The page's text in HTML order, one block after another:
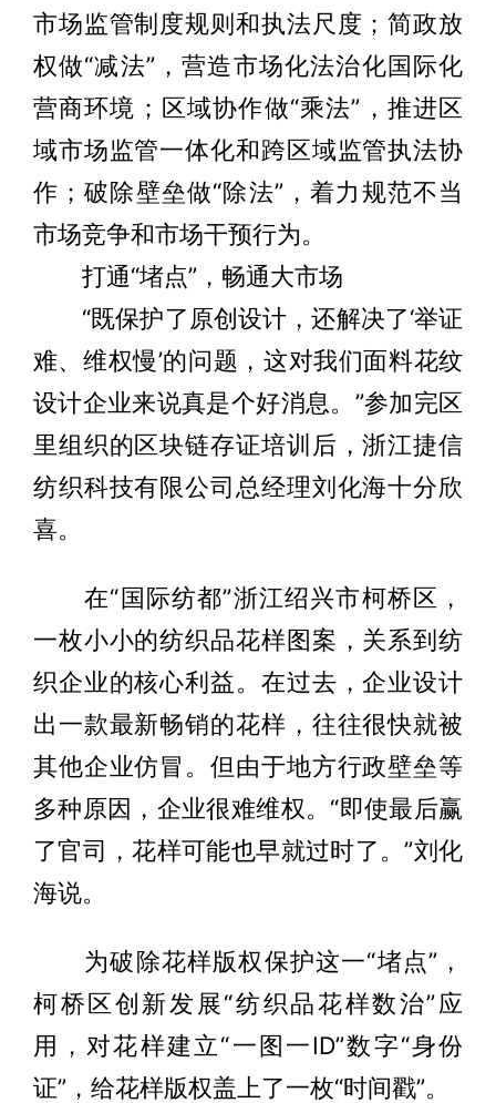
市场监管制度规则和执法尺度；简政放
权做“减法”，营造市场化法治化国际化
营商环境；区域协作做“乘法”，推进区
域市场监管一体化和跨区域监管执法协
作；破除壁垒做“除法”，着力规范不当
市场竞争和市场干预行为。
打通“堵点”，畅通大市场
“既保护了原创设计，还解决了‘举证
难、维权慢’的问题，这对我们面料花纹
设计企业来说真是个好消息。”参加完区
里组织的区块链存证培训后，浙江捷信
纺织科技有限公司总经理刘化海十分欣
喜。
在“国际纺都”浙江绍兴市柯桥区，
一枚小小的纺织品花样图案，关系到纺
织企业的核心利益。在过去，企业设计
出一款最新畅销的花样，往往很快就被
其他企业仿冒。但由于地方行政壁垒等
多种原因，企业很难维权。“即使最后赢
了官司，花样可能也早就过时了。”刘化
海说。
为破除花样版权保护这一“堵点”，
柯桥区创新发展“纺织品花样数治”应
用，对花样建立“一图一ID”数字“身份
证”，给花样版权盖上了一枚“时间戳”。